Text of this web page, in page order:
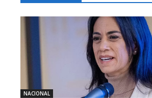
NACIONAL